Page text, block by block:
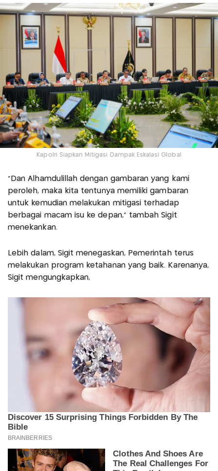
Kapolri Siapkan Mitigasi Dampak Eskalasi Global
"Dan Alhamdulillah dengan gambaran yang kami
peroleh, maka kita tentunya memiliki gambaran
untuk kemudian melakukan mitigasi terhadap
berbagai macam isu ke depan," tambah Sigit
menekankan.
Lebih dalam, Sigit menegaskan, Pemerintah terus
melakukan program ketahanan yang baik. Karenanya,
Sigit mengungkapkan,